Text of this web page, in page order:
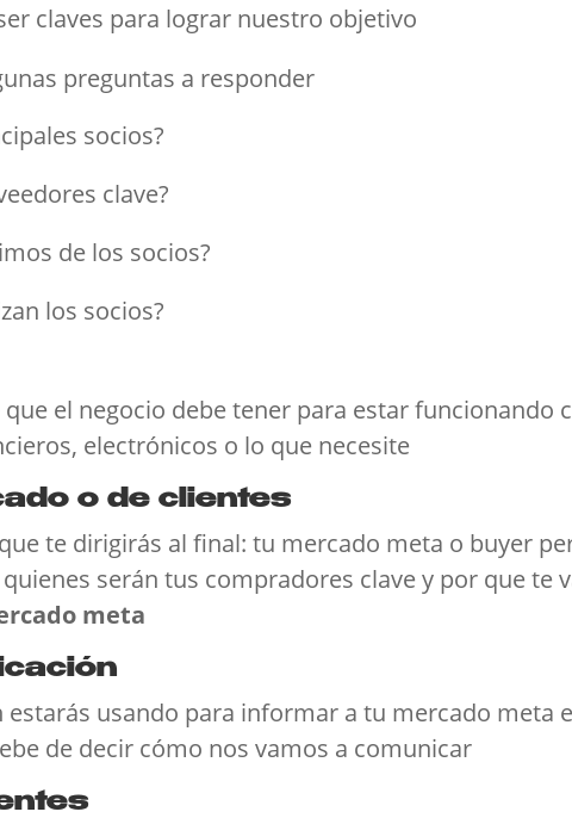
claves para lograr nuestro objetivo
preguntas a responder
socios?
clave?
de los socios?
los socios?
el negocio debe tener para estar funcionando
electrónicos o lo que necesite
o de clientes
te dirigirás al final: tu mercado meta o buyer
serán tus compradores clave y por que te
meta
usando para informar a tu mercado meta
de decir cómo nos vamos a comunicar